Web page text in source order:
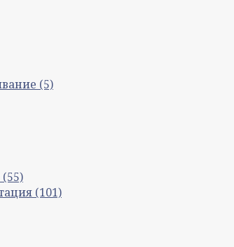
(5)
(55)
(101)